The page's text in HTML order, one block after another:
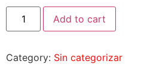
Add to cart
Category: Sin categorizar